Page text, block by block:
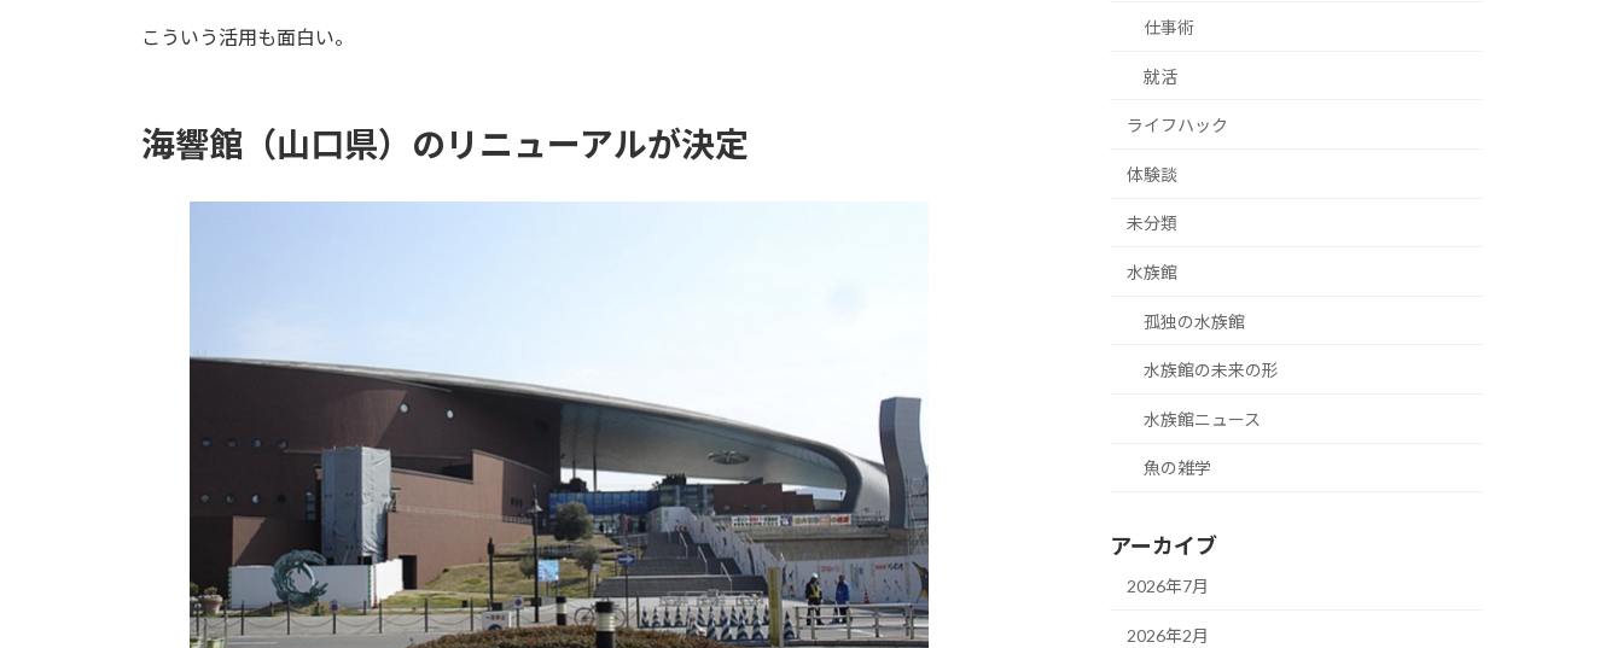
こういう活用も面白い。
海響館（山口県）のリニューアルが決定
仕事術
就活
ライフハック
体験談
未分類
水族館
孤独の水族館
水族館の未来の形
水族館ニュース
魚の雑学
アーカイブ
2026年7月
2026年2月